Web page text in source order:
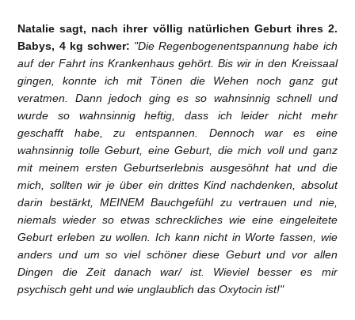
Natalie sagt, nach ihrer völlig natürlichen Geburt ihres 2.
Babys, 4 kg schwer: "Die Regenbogenentspannung habe ich
auf der Fahrt ins Krankenhaus gehört. Bis wir in den Kreissaal
gingen, konnte ich mit Tönen die Wehen noch ganz gut
veratmen. Dann jedoch ging es so wahnsinnig schnell und
wurde so wahnsinnig heftig, dass ich leider nicht mehr
geschafft habe, zu entspannen. Dennoch war es eine
wahnsinnig tolle Geburt, eine Geburt, die mich voll und ganz
mit meinem ersten Geburtserlebnis ausgesöhnt hat und die
mich, sollten wir je über ein drittes Kind nachdenken, absolut
darin bestärkt, MEINEM Bauchgefühl zu vertrauen und nie,
niemals wieder so etwas schreckliches wie eine eingeleitete
Geburt erleben zu wollen. Ich kann nicht in Worte fassen, wie
anders und um so viel schöner diese Geburt und vor allen
Dingen die Zeit danach war/ ist. Wieviel besser es mir
psychisch geht und wie unglaublich das Oxytocin ist!"